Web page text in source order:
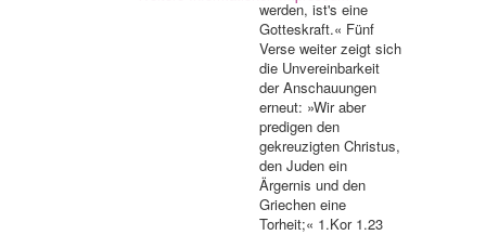
werden, ist's eine
Gotteskraft.« Fünf
Verse weiter zeigt sich
die Unvereinbarkeit
der Anschauungen
erneut: »Wir aber
predigen den
gekreuzigten Christus,
den Juden ein
Ärgernis und den
Griechen eine
Torheit;« 1.Kor 1.23